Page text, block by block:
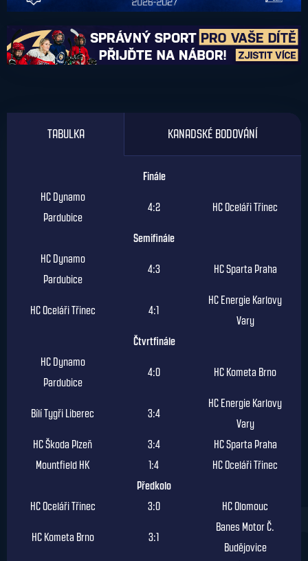
TABULKA KANADSKÉ BODOVÁNÍ
Finále
HC Dynamo
Pardubice
4:2 HC Oceláři Třinec
Semifinále
HC Dynamo
Pardubice
4:3 HC Sparta Praha
HC Oceláři Třinec 4:1
HC Energie Karlovy
Vary
Čtvrtfinále
HC Dynamo
Pardubice
4:0 HC Kometa Brno
Bílí Tygři Liberec 3:4
HC Energie Karlovy
Vary
HC Škoda Plzeň
3:4
HC Sparta Praha
Mountfield HK
1:4
HC Oceláři Třinec
Předkolo
HC Oceláři Třinec
3:0 HC Olomouc
HC Kometa Brno 3:1
Banes Motor Č.
Budějovice